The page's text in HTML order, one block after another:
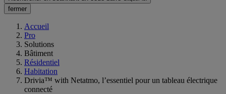
fermer
Accueil
Pro
Solutions
Bâtiment
Résidentiel
Habitation
Drivia™ with Netatmo, l’essentiel pour un tableau électrique
connecté